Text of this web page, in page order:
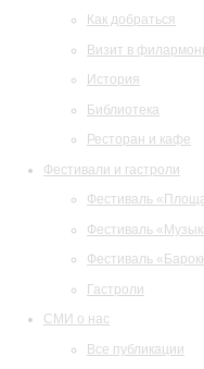
Как добраться
Визит в
История
Библиотека
Ресторан и кафе
Фестивали и гастроли
Фестиваль
Фестиваль
Фестиваль
Гастроли
СМИ о нас
Все публикации